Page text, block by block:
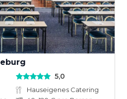
5,0
Hauseigenes Catering